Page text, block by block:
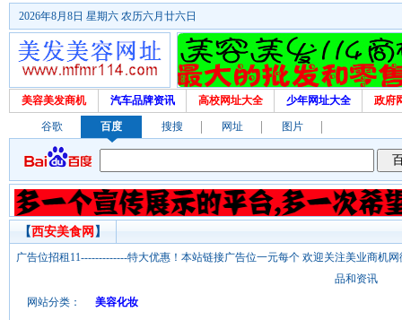
2026年8月8日 星期六 农历六月廿六日
美容美发商机 汽车品牌资讯 高校网址大全 少年网址大全 政府
谷歌 百度 搜搜 网址 图片
【西安美食网 】
广告位招租11-------------特大优惠！本站链接广告位一元每个 欢迎关注美业商机
品和资讯
网站分类：
美容化妆